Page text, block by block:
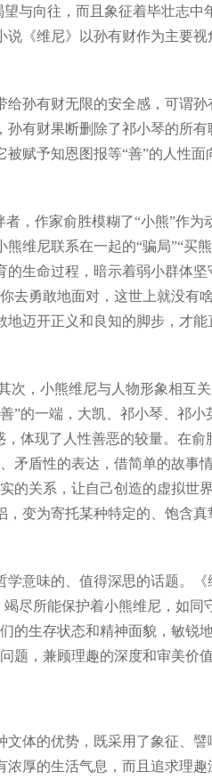
与向往，而且象征着毕壮志中
《维尼》以孙有财作为主要
孙有财无限的安全感，可谓孙
有财果断删除了祁小琴的所
赋予知恩图报等“善”的人性
作家俞胜模糊了“小熊”作为
维尼联系在一起的“骗局”“买
生命过程，暗示着弱小群体
去勇敢地面对，这世上就没
迈开正义和良知的脚步，才
，小熊维尼与人物形象相互
”的一端，大凯、祁小琴、祁
体现了人性善恶的较量。在
矛盾性的表达，借简单的故事
关系，让自己创造的虚拟世
变为寄托某种特定的、饱含
意味的、值得深思的话题。《
尽所能保护着小熊维尼，如同
的生存状态和精神面貌，敏锐
题，兼顾理趣的深度和审美价值
体的优势，既采用了象征、譬
厚的生活气息，而且追求理